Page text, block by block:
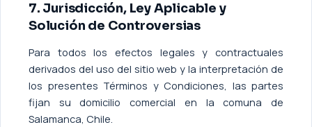
7. Jurisdicción, Ley Aplicable y
Solución de Controversias
Para todos los efectos legales y contractuales
derivados del uso del sitio web y la interpretación de
los presentes Términos y Condiciones, las partes
fijan su domicilio comercial en la comuna de
Salamanca, Chile.